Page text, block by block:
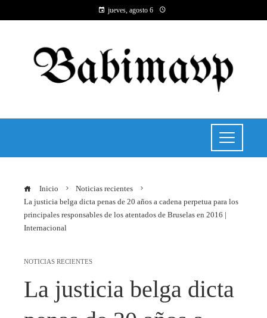
jueves, agosto 6
Inicio
Noticias recientes
La justicia belga dicta penas de 20 años a cadena perpetua para los
principales responsables de los atentados de Bruselas en 2016 |
Internacional
NOTICIAS RECIENTES
La justicia belga dicta